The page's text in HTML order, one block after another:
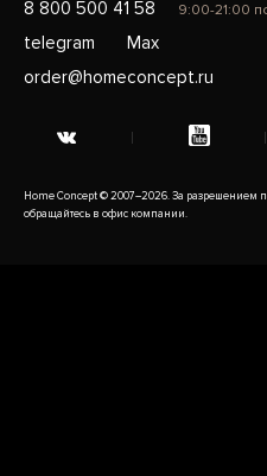
8 800 500 41 58 9:00-21:00
telegram
Max
order@homeconcept.ru
Home Concept © 2007–2026. За разрешением
обращайтесь в офис компании.